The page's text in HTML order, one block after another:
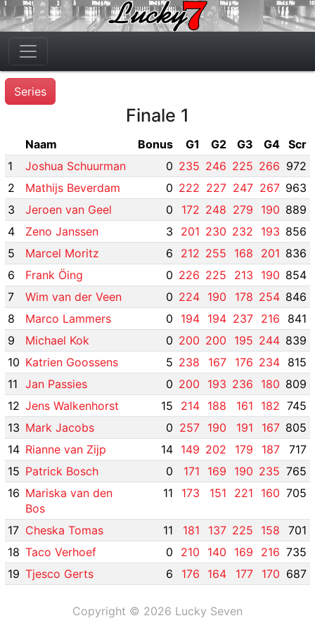
Series
Finale 1
Naam Bonus G1 G2 G3 G4 Scr
1
Joshua Schuurman 0 235 246 225 266 972
2
Mathijs Beverdam 0 222 227 247 267 963
3
Jeroen van Geel 0 172 248 279 190 889
4
Zeno Janssen 3 201 230 232 193 856
5
Marcel Moritz 6 212 255 168 201 836
6
Frank Öing 0 226 225 213 190 854
7
Wim van der Veen 0 224 190 178 254 846
8
Marco Lammers 0 194 194 237 216
841
9
Michael Kok 0 200 200 195 244 839
10 Katrien Goossens 5 238 167 176 234 815
11 Jan Passies 0 200 193 236 180 809
12 Jens Walkenhorst 15 214 188 161 182 745
13 Mark Jacobs 0 257 190 191 167 805
14 Rianne van Zijp 14 149 202 179 187
717
15 Patrick Bosch 0 171 169 190 235 765
16 Mariska van den
Bos
11 173 151 221 160 705
17 Cheska Tomas 11 181 137 225 158
701
18 Taco Verhoef 0 210 140 169 216 735
19 Tjesco Gerts 6 176 164 177 170 687
Copyright © 2026 Lucky Seven